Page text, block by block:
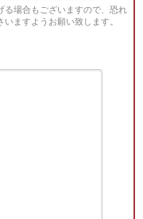
る場合もございますので、恐れ
ますようお願い致します。